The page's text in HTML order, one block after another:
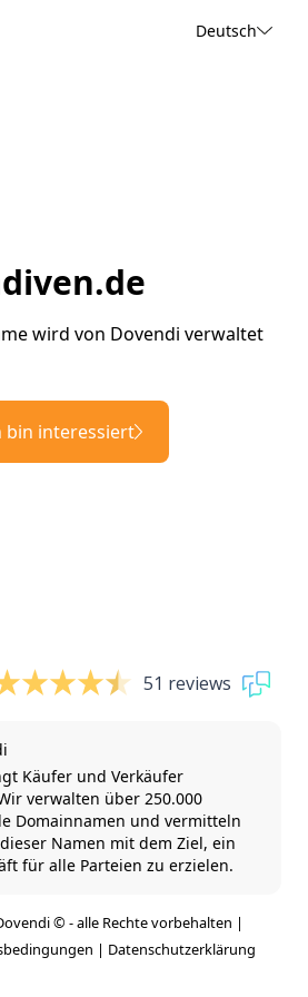
Deutsch
wird von Dovendi verwaltet
bin interessiert
51 reviews
Käufer und Verkäufer
verwalten über 250.000
Domainnamen und vermitteln
Namen mit dem Ziel, ein
für alle Parteien zu erzielen.
© - alle Rechte vorbehalten |
| Datenschutzerklärung